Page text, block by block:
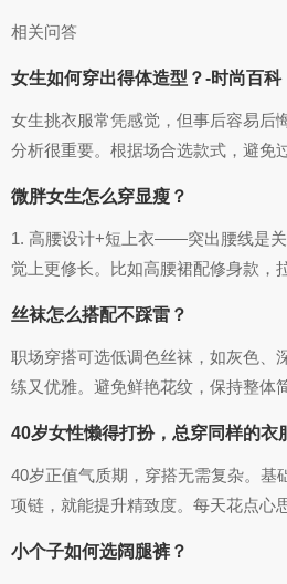
相关问答
女生如何穿出得体造型？-时尚百科
女生挑衣服常凭感觉，但事后容易后
分析很重要。根据场合选款式，避免
微胖女生怎么穿显瘦？
1. 高腰设计+短上衣——突出腰线是
觉上更修长。比如高腰裙配修身款，
丝袜怎么搭配不踩雷？
职场穿搭可选低调色丝袜，如灰色、
练又优雅。避免鲜艳花纹，保持整体
40岁女性懒得打扮，总穿同样的衣
40岁正值气质期，穿搭无需复杂。基
项链，就能提升精致度。每天花点心
小个子如何选阔腿裤？